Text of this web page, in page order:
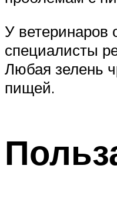
У ветеринаров
специалисты
Любая зелень
пищей.